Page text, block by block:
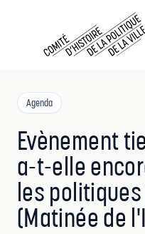
Agenda
Evènement
a-t-elle
les
(Matinée de